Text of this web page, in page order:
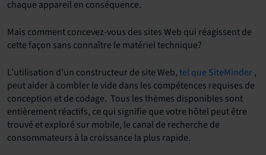
chaque appareil en conséquence.
Mais comment concevez-vous des sites Web qui réagissent de
cette façon sans connaître le matériel technique?
L’utilisation d’un constructeur de site Web,tel que SiteMinder,
peut aider à combler le vide dans les compétences requises de
conception et de codage. Tous les thèmes disponibles sont
entièrement réactifs, ce qui signifie que votre hôtel peut être
trouvé et exploré sur mobile, le canal de recherche de
consommateurs à la croissance la plus rapide.